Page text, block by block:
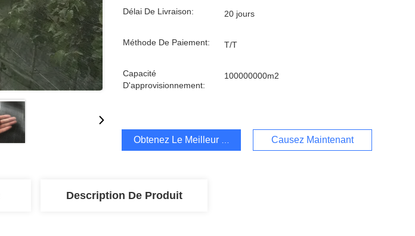
Délai De Livraison: 20 jours
Méthode De Paiement: T/T
Capacité
D'approvisionnement:
100000000m2
Obtenez Le Meilleur Prix Causez Maintenant
Description De Produit